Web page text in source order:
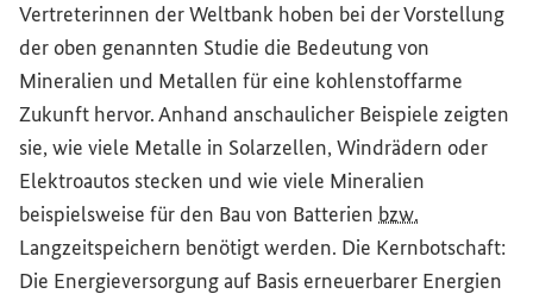
Vertreterinnen der Weltbank hoben bei der Vorstellung
der oben genannten Studie die Bedeutung von
Mineralien und Metallen für eine kohlenstoffarme
Zukunft hervor. Anhand anschaulicher Beispiele zeigten
sie, wie viele Metalle in Solarzellen, Windrädern oder
Elektroautos stecken und wie viele Mineralien
beispielsweise für den Bau von Batterien bzw.
Langzeitspeichern benötigt werden. Die Kernbotschaft:
Die Energieversorgung auf Basis erneuerbarer Energien